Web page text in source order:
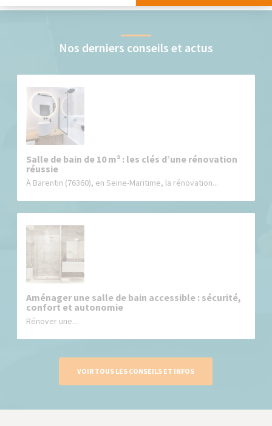
Nos derniers conseils et actus
Salle de bain de 10 m² : les clés d’une rénovation
réussie
À Barentin (76360), en Seine-Maritime, la rénovation...
Aménager une salle de bain accessible : sécurité,
confort et autonomie
Rénover une...
VOIR TOUS LES CONSEILS ET INFOS